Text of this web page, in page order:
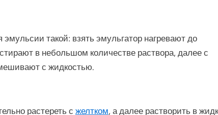
такой: взять эмульгатор нагревают до
в небольшом количестве раствора, далее с
с жидкостью.
растереть с желтком, а далее растворить в